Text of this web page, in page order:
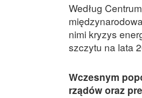
Według
nimi kryzys
szczytu na lata
Wczesnym
rządów oraz